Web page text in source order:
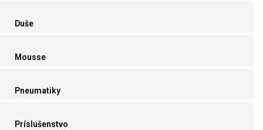
Duše
Mousse
Pneumatiky
Príslušenstvo